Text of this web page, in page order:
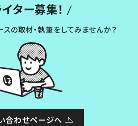
ター募集！
スの取材・執筆をしてみませんか？
合わせページへ